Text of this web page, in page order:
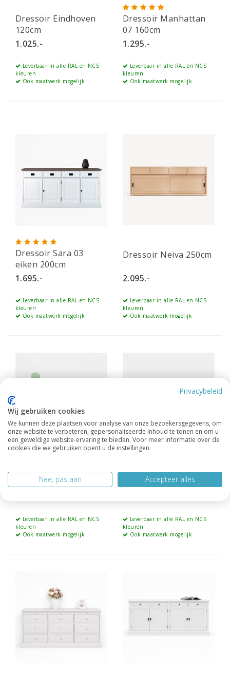
Dressoir Eindhoven
120cm
1.025.-
Leverbaar in alle RAL en NCS
kleuren
Ook maatwerk mogelijk
Dressoir Manhattan
07 160cm
1.295.-
Leverbaar in alle RAL en NCS
kleuren
Ook maatwerk mogelijk
Dressoir Sara 03
eiken 200cm
1.695.-
Leverbaar in alle RAL en NCS
kleuren
Ook maatwerk mogelijk
Dressoir Neiva 250cm
2.095.-
Leverbaar in alle RAL en NCS
kleuren
Ook maatwerk mogelijk
Dressoir Pula 177cm
Leverbaar in alle RAL en NCS
kleuren
Ook maatwerk mogelijk
Dressoir Manhattan
06 200cm
Leverbaar in alle RAL en NCS
kleuren
Ook maatwerk mogelijk
Privacybeleid
Wij gebruiken cookies
We kunnen deze plaatsen voor analyse van onze bezoekersgegevens, om
onze website te verbeteren, gepersonaliseerde inhoud te tonen en om u
een geweldige website-ervaring te bieden. Voor meer informatie over de
cookies die we gebruiken opent u de instellingen.
Nee, pas aan Accepteer alles